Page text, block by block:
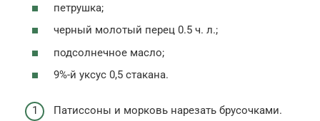
петрушка;
черный молотый перец 0.5 ч. л.;
подсолнечное масло;
9%-й уксус 0,5 стакана.
Патиссоны и морковь нарезать брусочками.